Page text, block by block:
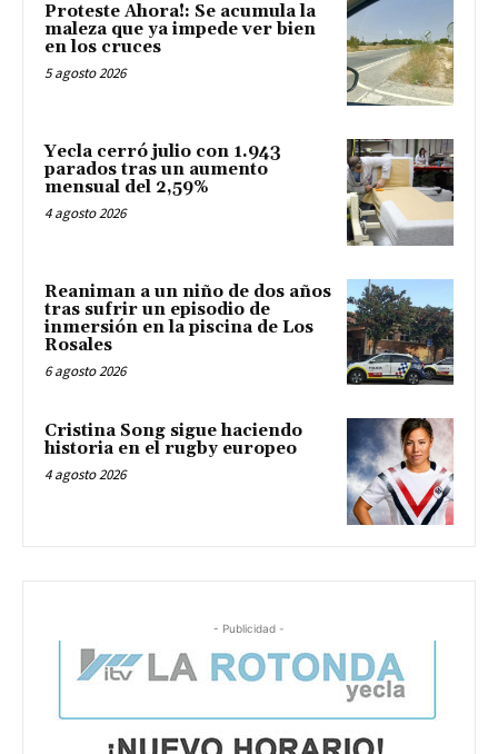
Proteste Ahora!: Se acumula la
maleza que ya impede ver bien
en los cruces
5 agosto 2026
Yecla cerró julio con 1.943
parados tras un aumento
mensual del 2,59%
4 agosto 2026
Reaniman a un niño de dos años
tras sufrir un episodio de
inmersión en la piscina de Los
Rosales
6 agosto 2026
Cristina Song sigue haciendo
historia en el rugby europeo
4 agosto 2026
- Publicidad -